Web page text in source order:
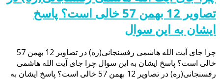
تصاویر 12 بهمن 57 خالی است؟ پاسخ
ایشان به این سوال
چرا جای آیت الله هاشمی رفسنجانی(ره) در تصاویر 12 بهمن 57
خالی است؟ پاسخ ایشان به این سوال چرا جای آیت الله هاشمی
رفسنجانی(ره) در تصاویر 12 بهمن 57 خالی است؟ پاسخ ایشان به